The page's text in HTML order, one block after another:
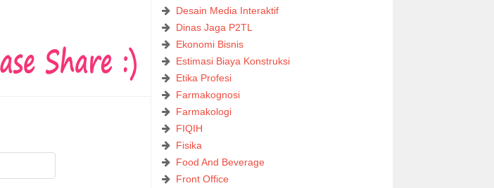
Desain Media Interaktif
Dinas Jaga P2TL
Ekonomi Bisnis
Estimasi Biaya Konstruksi
Etika Profesi
Farmakognosi
Farmakologi
FIQIH
Fisika
Food And Beverage
Front Office